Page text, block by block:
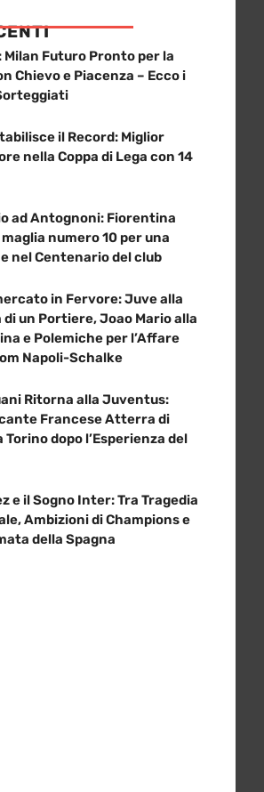
Milan Futuro Pronto per la
Chievo e Piacenza – Ecco i
il Record: Miglior
nella Coppa di Lega con 14
ad Antognoni: Fiorentina
numero 10 per una
nel Centenario del club
in Fervore: Juve alla
di un Portiere, Joao Mario alla
e Polemiche per l’Affare
Napoli-Schalke
Ritorna alla Juventus:
Francese Atterra di
Torino dopo l’Esperienza del
e il Sogno Inter: Tra Tragedia
Ambizioni di Champions e
della Spagna